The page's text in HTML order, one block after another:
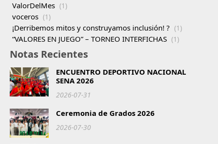
ValorDelMes (1)
voceros (1)
¡Derribemos mitos y construyamos inclusión! ? (1)
“VALORES EN JUEGO” – TORNEO INTERFICHAS (1)
Notas Recientes
ENCUENTRO DEPORTIVO NACIONAL
SENA 2026
2026-07-31
Ceremonia de Grados 2026
2026-07-30